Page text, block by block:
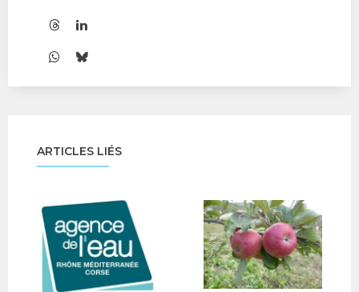
ARTICLES LIÉS